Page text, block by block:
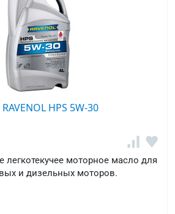
HPS 5W-30
легкотекучее моторное масло для
и дизельных моторов.